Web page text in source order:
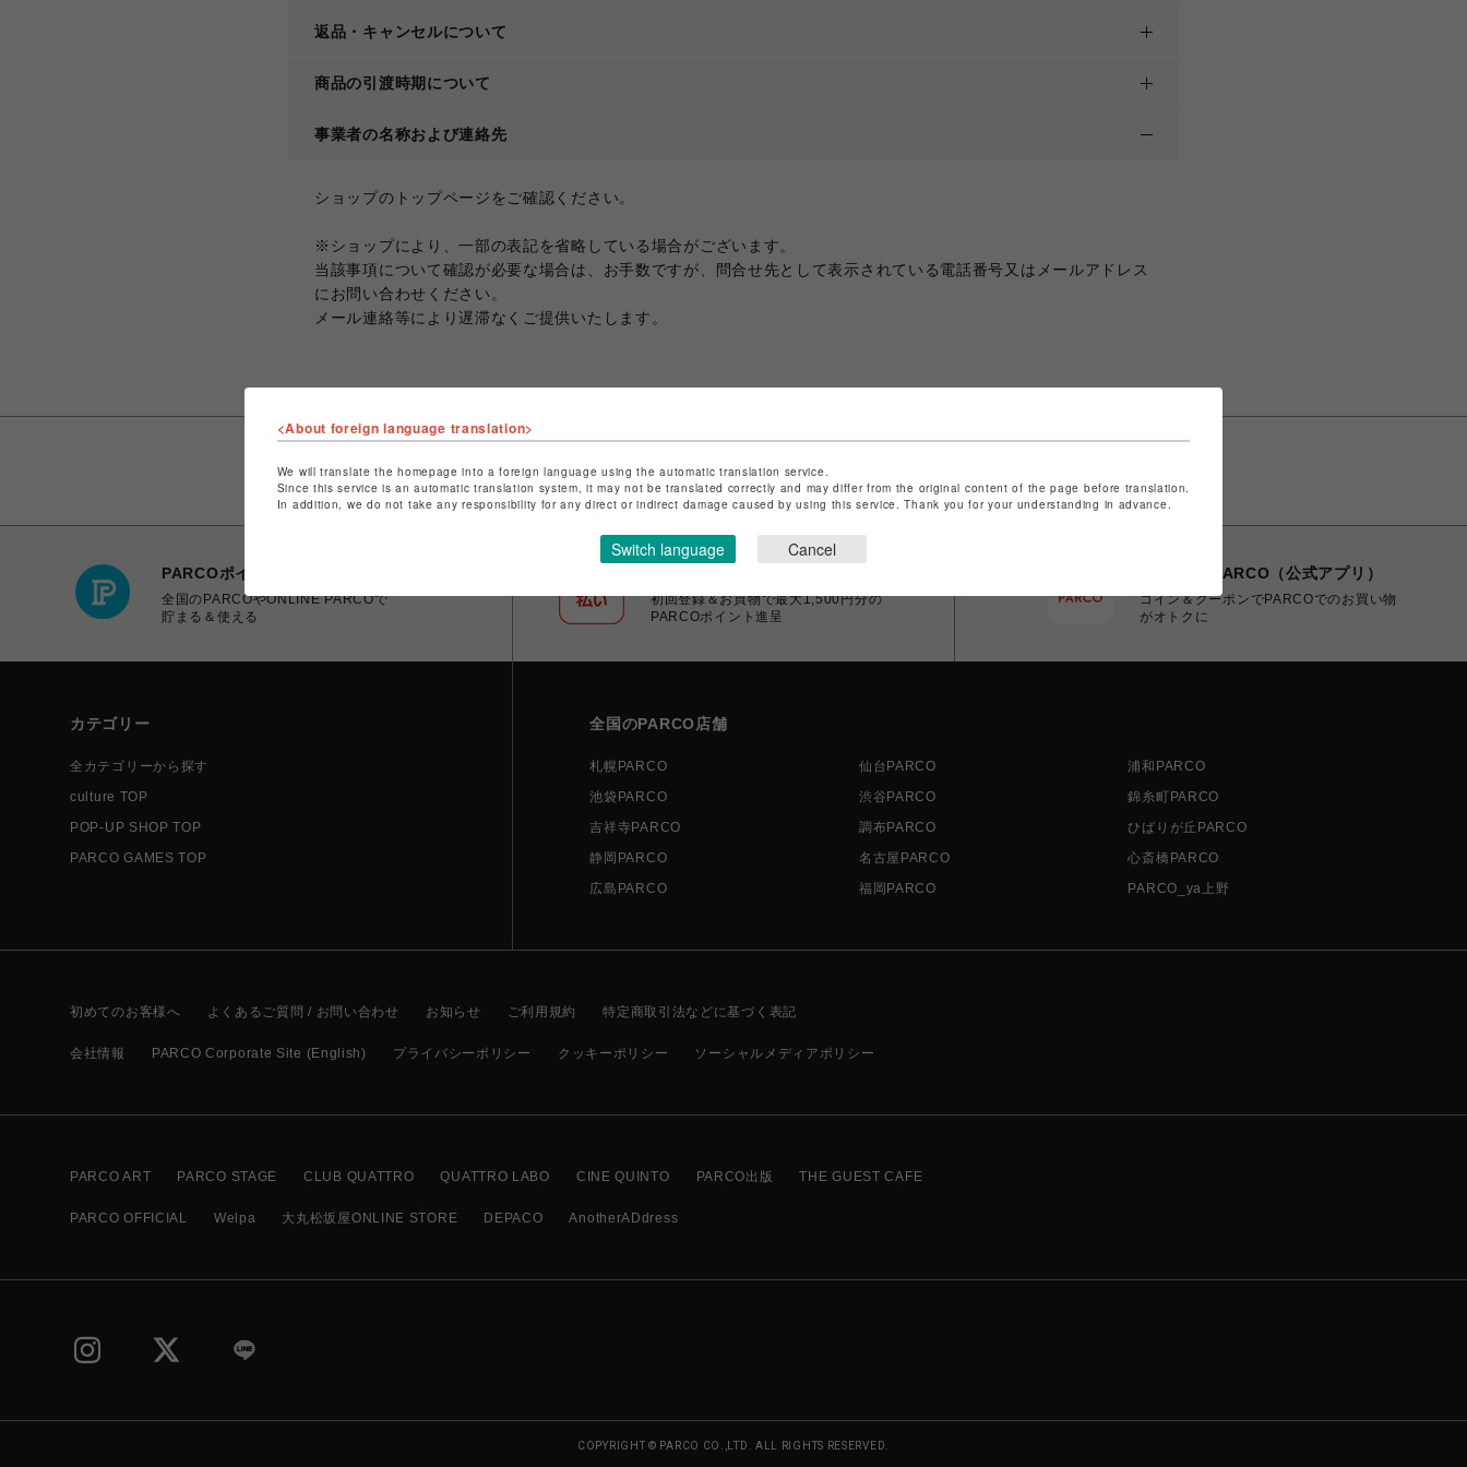
返品・キャンセルについて
商品の引渡時期について
事業者の名称および連絡先
ショップのトップページをご確認ください。
※ショップにより、一部の表記を省略している場合がございます。
当該事項について確認が必要な場合は、お手数ですが、問合せ先として表示されている電話番号又はメールアドレス
にお問い合わせください。
メール連絡等により遅滞なくご提供いたします。
PARCOポイント
全国のPARCOやONLINE PARCOで
貯まる＆使える
初回登録＆お買物で最大1,500円分の
PARCOポイント進呈
POCKET PARCO（公式アプリ）
コイン＆クーポンでPARCOでのお買い物
がオトクに
カテゴリー
全カテゴリーから探す
culture TOP
POP-UP SHOP TOP
PARCO GAMES TOP
全国のPARCO店舗
札幌PARCO 仙台PARCO
浦和PARCO
池袋PARCO
渋谷PARCO
錦糸町PARCO
吉祥寺PARCO
調布PARCO
ひばりが丘PARCO
静岡PARCO
名古屋PARCO
心斎橋PARCO
広島PARCO
福岡PARCO PARCO_ya上野
初めてのお客様へ よくあるご質問 / お問い合わせ お知らせ ご利用規約 特定商取引法などに基づく表記
会社情報 PARCO Corporate Site (English) プライバシーポリシー クッキーポリシー ソーシャルメディアポリシー
PARCO ART PARCO STAGE CLUB QUATTRO QUATTRO LABO CINE QUINTO PARCO出版 THE GUEST CAFE
PARCO OFFICIAL Welpa 大丸松坂屋ONLINE STORE DEPACO AnotherADdress
COPYRIGHT © PARCO CO.,LTD. ALL RIGHTS RESERVED.
<About foreign language translation>
We will translate the homepage into a foreign language using the automatic translation service.
Since this service is an automatic translation system, it may not be translated correctly and may differ from the original content of the page before translation.
In addition, we do not take any responsibility for any direct or indirect damage caused by using this service. Thank you for your understanding in advance.
Switch language Cancel